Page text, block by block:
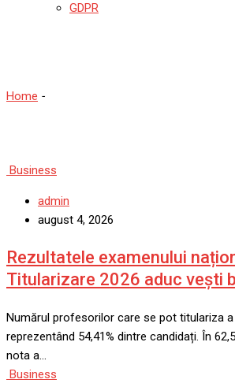
GDPR
Home -
Business
admin
august 4, 2026
Rezultatele examenului
Titularizare 2026 aduc vești
Numărul profesorilor care se pot titulariza a
reprezentând 54,41% dintre candidați. În
nota a…
Business